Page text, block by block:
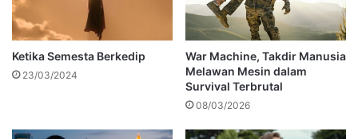
Ketika Semesta Berkedip
23/03/2024
War Machine, Takdir Manusia
Melawan Mesin dalam
Survival Terbrutal
08/03/2026